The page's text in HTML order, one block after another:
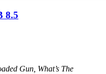
8.5
Gun, What’s The